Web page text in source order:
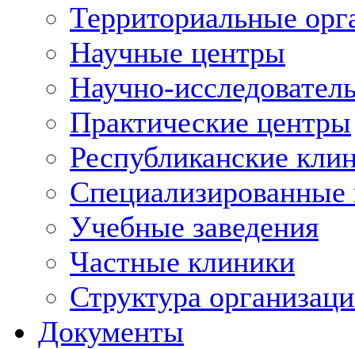
Территориальные
Научные центры
Научно-
Практические центры
Республиканские
Учебные заведения
Частные клиники
Структура
Документы